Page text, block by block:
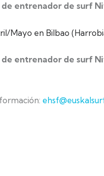
de entrenador de surf
Mayo en Bilbao
de entrenador de surf